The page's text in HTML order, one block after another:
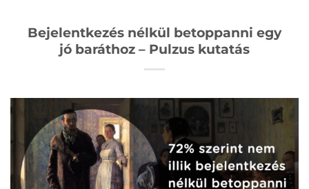
Bejelentkezés nélkül betoppanni egy
jó baráthoz – Pulzus kutatás